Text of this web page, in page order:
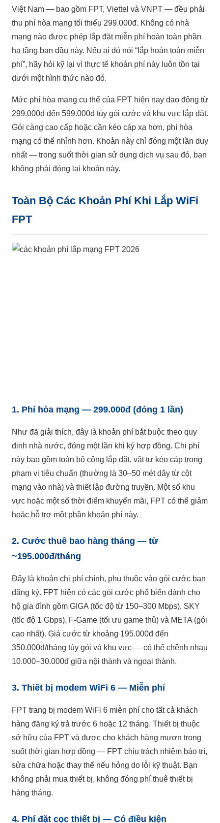
Việt Nam — bao gồm FPT, Viettel và VNPT — đều phải
thu phí hòa mạng tối thiểu 299.000đ. Không có nhà
mạng nào được phép lắp đặt miễn phí hoàn toàn phần
hạ tầng ban đầu này. Nếu ai đó nói “lắp hoàn toàn miễn
phí”, hãy hỏi kỹ lại vì thực tế khoản phí này luôn tồn tại
dưới một hình thức nào đó.
Mức phí hòa mạng cụ thể của FPT hiện nay dao động từ
299.000đ đến 599.000đ tùy gói cước và khu vực lắp đặt.
Gói càng cao cấp hoặc cần kéo cáp xa hơn, phí hòa
mạng có thể nhỉnh hơn. Khoản này chỉ đóng một lần duy
nhất — trong suốt thời gian sử dụng dịch vụ sau đó, bạn
không phải đóng lại khoản này.
Toàn Bộ Các Khoản Phí Khi Lắp WiFi
FPT
1. Phí hòa mạng — 299.000đ (đóng 1 lần)
Như đã giải thích, đây là khoản phí bắt buộc theo quy
định nhà nước, đóng một lần khi ký hợp đồng. Chi phí
này bao gồm toàn bộ công lắp đặt, vật tư kéo cáp trong
phạm vi tiêu chuẩn (thường là 30–50 mét dây từ cột
mạng vào nhà) và thiết lập đường truyền. Một số khu
vực hoặc một số thời điểm khuyến mãi, FPT có thể giảm
hoặc hỗ trợ một phần khoản phí này.
2. Cước thuê bao hàng tháng — từ
~195.000đ/tháng
Đây là khoản chi phí chính, phụ thuộc vào gói cước bạn
đăng ký. FPT hiện có các gói cước phổ biến dành cho
hộ gia đình gồm GIGA (tốc độ từ 150–300 Mbps), SKY
(tốc độ 1 Gbps), F-Game (tối ưu game thủ) và META (gói
cao nhất). Giá cước từ khoảng 195.000đ đến
350.000đ/tháng tùy gói và khu vực — có thể chênh nhau
10.000–30.000đ giữa nội thành và ngoại thành.
3. Thiết bị modem WiFi 6 — Miễn phí
FPT trang bị modem WiFi 6 miễn phí cho tất cả khách
hàng đăng ký trả trước 6 hoặc 12 tháng. Thiết bị thuộc
sở hữu của FPT và được cho khách hàng mượn trong
suốt thời gian hợp đồng — FPT chịu trách nhiệm bảo trì,
sửa chữa hoặc thay thế nếu hỏng do lỗi kỹ thuật. Bạn
không phải mua thiết bị, không đóng phí thuê thiết bị
hàng tháng.
4. Phí đặt cọc thiết bị — Có điều kiện